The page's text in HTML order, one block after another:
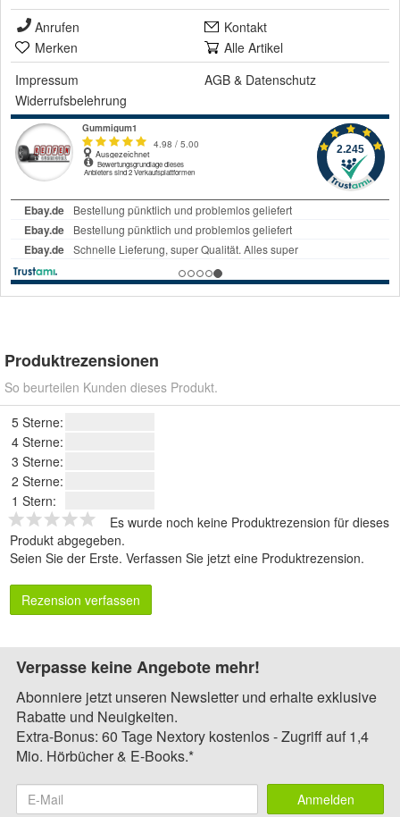
Anrufen
Kontakt
Merken
Alle Artikel
Impressum
AGB & Datenschutz
Widerrufsbelehrung
Produktrezensionen
So beurteilen Kunden dieses Produkt.
5 Sterne:
4 Sterne:
3 Sterne:
2 Sterne:
1 Stern:
Es wurde noch keine Produktrezension für dieses
Produkt abgegeben.
Seien Sie der Erste. Verfassen Sie jetzt eine Produktrezension.
Rezension verfassen
Verpasse keine Angebote mehr!
Abonniere jetzt unseren Newsletter und erhalte exklusive
Rabatte und Neuigkeiten.
Extra-Bonus: 60 Tage Nextory kostenlos - Zugriff auf 1,4
Mio. Hörbücher & E-Books.*
Anmelden